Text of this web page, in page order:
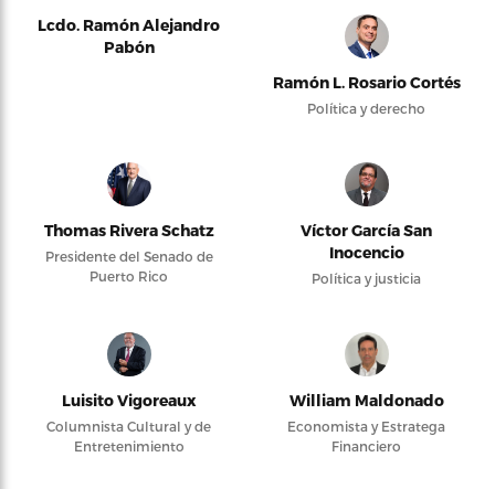
Lcdo. Ramón Alejandro
Pabón
Ramón L. Rosario Cortés
Política y derecho
Thomas Rivera Schatz
Presidente del Senado de
Puerto Rico
Víctor García San
Inocencio
Política y justicia
Luisito Vigoreaux
Columnista Cultural y de
Entretenimiento
William Maldonado
Economista y Estratega
Financiero